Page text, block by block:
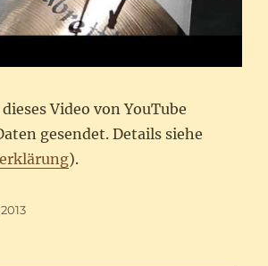
Video von YouTube
gesendet. Details siehe
).